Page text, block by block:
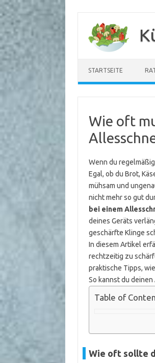
springen
STARTSEITE
Wie oft
Wenn du
Egal, ob du Brot,
mühsam und
nicht mehr so gut
bei einem
deines Geräts
geschärfte Klinge
In diesem Artikel
rechtzeitig zu
praktische Tipps,
So kannst du
Table of
Wie oft sollte